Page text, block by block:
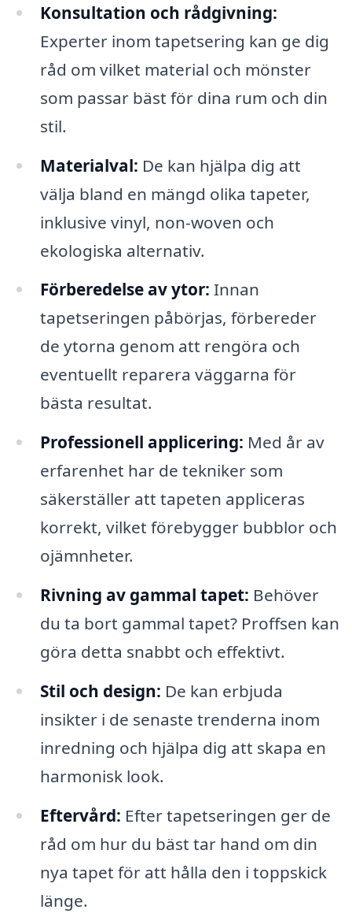
Konsultation och rådgivning:
Experter inom tapetsering kan ge dig
råd om vilket material och mönster
som passar bäst för dina rum och din
stil.
Materialval: De kan hjälpa dig att
välja bland en mängd olika tapeter,
inklusive vinyl, non-woven och
ekologiska alternativ.
Förberedelse av ytor: Innan
tapetseringen påbörjas, förbereder
de ytorna genom att rengöra och
eventuellt reparera väggarna för
bästa resultat.
Professionell applicering: Med år av
erfarenhet har de tekniker som
säkerställer att tapeten appliceras
korrekt, vilket förebygger bubblor och
ojämnheter.
Rivning av gammal tapet: Behöver
du ta bort gammal tapet? Proffsen kan
göra detta snabbt och effektivt.
Stil och design: De kan erbjuda
insikter i de senaste trenderna inom
inredning och hjälpa dig att skapa en
harmonisk look.
Eftervård: Efter tapetseringen ger de
råd om hur du bäst tar hand om din
nya tapet för att hålla den i toppskick
länge.